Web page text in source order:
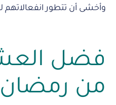
وأخشى أن تتطور انفعالاتهم
فضل
من رمضان